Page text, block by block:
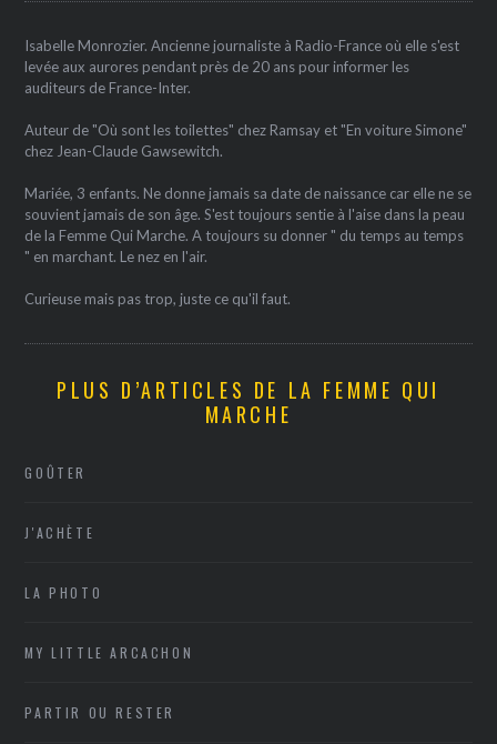
Isabelle Monrozier. Ancienne journaliste à Radio-France où elle s'est
levée aux aurores pendant près de 20 ans pour informer les
auditeurs de France-Inter.
Auteur de "Où sont les toilettes" chez Ramsay et "En voiture Simone"
chez Jean-Claude Gawsewitch.
Mariée, 3 enfants. Ne donne jamais sa date de naissance car elle ne se
souvient jamais de son âge. S'est toujours sentie à l'aise dans la peau
de la Femme Qui Marche. A toujours su donner " du temps au temps
" en marchant. Le nez en l'air.
Curieuse mais pas trop, juste ce qu'il faut.
PLUS D’ARTICLES DE LA FEMME QUI
MARCHE
GOÛTER
J'ACHÈTE
LA PHOTO
MY LITTLE ARCACHON
PARTIR OU RESTER